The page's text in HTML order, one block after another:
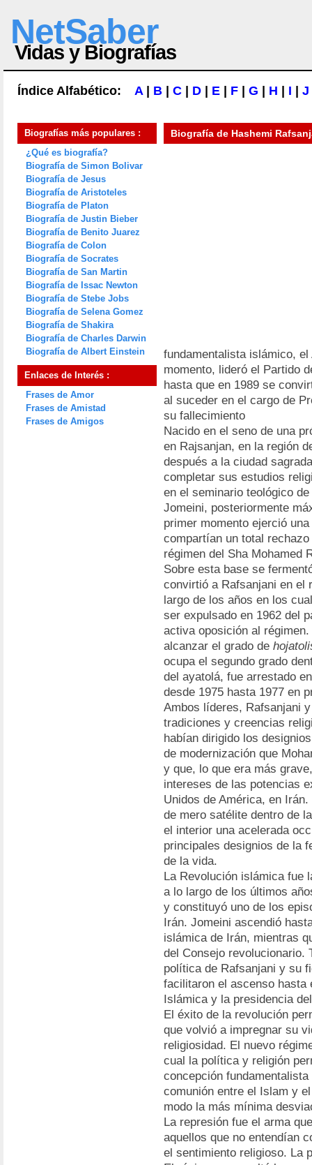
NetSaber
Vidas y Biografías
Índice Alfabético: A| B C D E F G H I J
Biografías más populares :
¿Qué es biografía?
Biografía de Simon Bolivar
Biografía de Jesus
Biografía de Aristoteles
Biografía de Platon
Biografía de Justin Bieber
Biografía de Benito Juarez
Biografía de Colon
Biografía de Socrates
Biografía de San Martin
Biografía de Issac Newton
Biografía de Stebe Jobs
Biografía de Selena Gomez
Biografía de Shakira
Biografía de Charles Darwin
Biografía de Albert Einstein
Enlaces de Interés :
Frases de Amor
Frases de Amistad
Frases de Amigos
Biografía de Hashemi
fundamentalista islámico,
momento, lideró el Partido
hasta que en 1989 se
al suceder en el cargo de
su fallecimiento
Nacido en el seno de una
en Rajsanjan, en la región
después a la ciudad
completar sus estudios
en el seminario teológico
Jomeini, posteriormente
primer momento ejerció
compartían un total
régimen del Sha Mohamed
Sobre esta base se
convirtió a Rafsanjani en el
largo de los años en los
ser expulsado en 1962 del
activa oposición al
alcanzar el grado de
ocupa el segundo grado
del ayatolá, fue arrestado
desde 1975 hasta 1977 en
Ambos líderes, Rafsanjani
tradiciones y creencias
habían dirigido los
de modernización que
y que, lo que era más
intereses de las potencias
Unidos de América, en
de mero satélite dentro de
el interior una acelerada
principales designios de la
de la vida.
La Revolución islámica fue
a lo largo de los últimos
y constituyó uno de los
Irán. Jomeini ascendió
islámica de Irán, mientras
del Consejo revolucionario.
política de Rafsanjani y su
facilitaron el ascenso hasta
Islámica y la presidencia
El éxito de la revolución
que volvió a impregnar su
religiosidad. El nuevo
cual la política y religión
concepción
comunión entre el Islam y
modo la más mínima
La represión fue el arma
aquellos que no entendían
el sentimiento religioso. La